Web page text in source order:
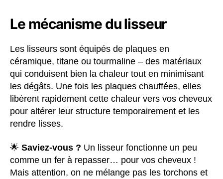
Le mécanisme du lisseur
Les lisseurs sont équipés de plaques en
céramique, titane ou tourmaline – des matériaux
qui conduisent bien la chaleur tout en minimisant
les dégâts. Une fois les plaques chauffées, elles
libèrent rapidement cette chaleur vers vos cheveux
pour altérer leur structure temporairement et les
rendre lisses.
🌟 Saviez-vous ? Un lisseur fonctionne un peu
comme un fer à repasser… pour vos cheveux !
Mais attention, on ne mélange pas les torchons et